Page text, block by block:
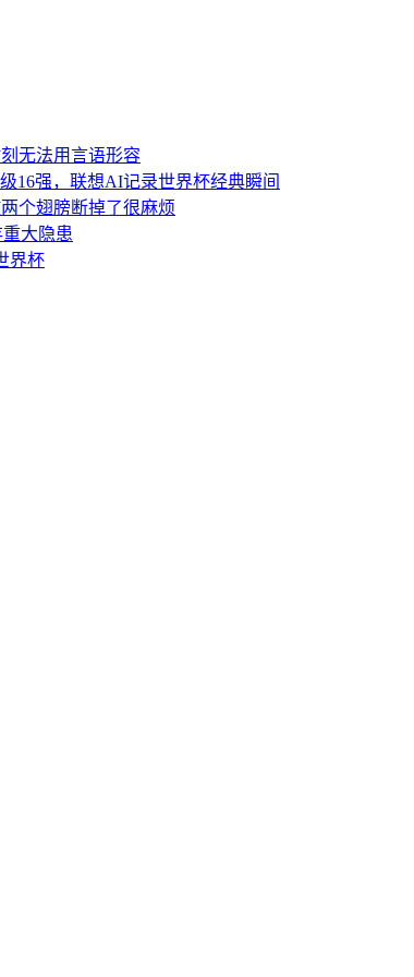
无法用言语形容
16强，联想AI记录世界杯经典瞬间
个翅膀断掉了很麻烦
大隐患
界杯